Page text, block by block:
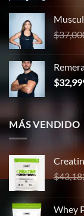
$
$
MÁS VENDIDO
$
Whey